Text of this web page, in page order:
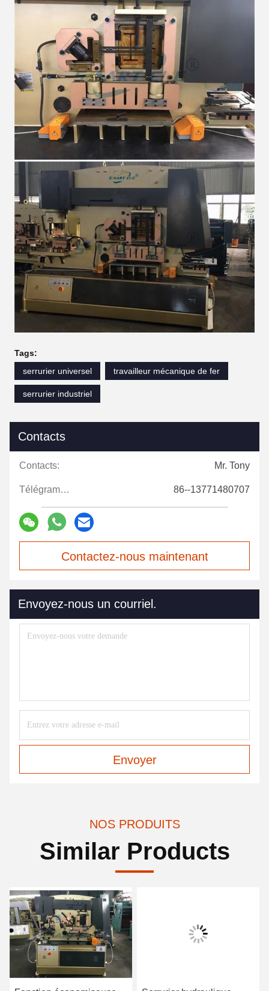
Tags:
serrurier universel
travailleur mécanique de fer
serrurier industriel
Contacts
Contacts: Mr. Tony
Télégramme: 86--13771480707
Contactez-nous maintenant
Envoyez-nous un courriel.
Envoyer
NOS PRODUITS
Similar Products